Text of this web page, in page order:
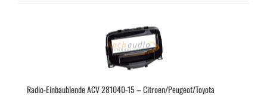
Radio-​​Ein­bau­blen­de ACV 281040-​​15 – Ci­tro­en/Peu­geot/To­yo­ta